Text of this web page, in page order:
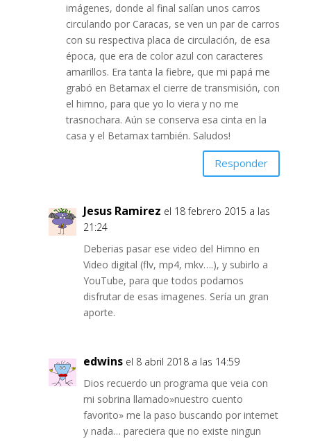
imágenes, donde al final salían unos carros
circulando por Caracas, se ven un par de carros
con su respectiva placa de circulación, de esa
época, que era de color azul con caracteres
amarillos. Era tanta la fiebre, que mi papá me
grabó en Betamax el cierre de transmisión, con
el himno, para que yo lo viera y no me
trasnochara. Aún se conserva esa cinta en la
casa y el Betamax también. Saludos!
Responder
Jesus Ramirez el 18 febrero 2015 a las
21:24
Deberias pasar ese video del Himno en
Video digital (flv, mp4, mkv….), y subirlo a
YouTube, para que todos podamos
disfrutar de esas imagenes. Sería un gran
aporte.
edwins el 8 abril 2018 a las 14:59
Dios recuerdo un programa que veia con
mi sobrina llamado»nuestro cuento
favorito» me la paso buscando por internet
y nada… pareciera que no existe ningun